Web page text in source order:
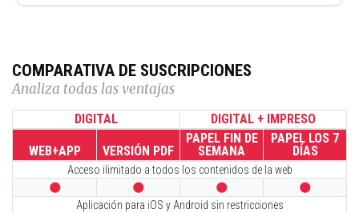
COMPARATIVA DE SUSCRIPCIONES
Analiza todas las ventajas
DIGITAL DIGITAL + IMPRESO
WEB+APP VERSIÓN PDF
PAPEL FIN DE
SEMANA
PAPEL LOS 7
DÍAS
Acceso ilimitado a todos los contenidos de la web
   
Aplicación para iOS y Android sin restricciones